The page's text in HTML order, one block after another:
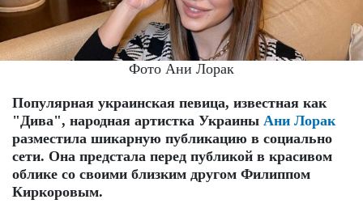
Фото Ани Лорак
Популярная украинская певица, известная как
"Дива", народная артистка Украины Ани Лорак
разместила шикарную публикацию в социально
сети. Она предстала перед публикой в красивом
облике со своими близким другом Филиппом
Киркоровым.